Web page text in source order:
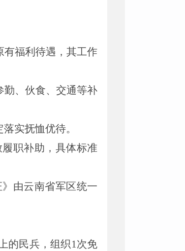
有福利待遇，其工作
勤、伙食、交通等补
实抚恤优待。
职补助，具体标准
》 由云南省军区统一
的民兵，组织1次免